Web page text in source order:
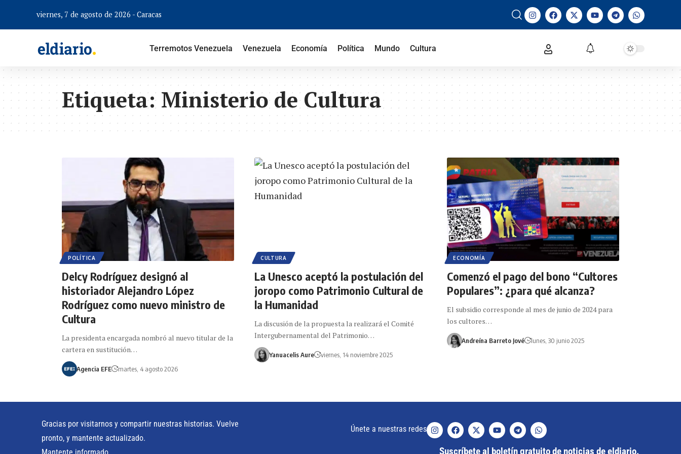
viernes, 7 de agosto de 2026 - Caracas
Terremotos Venezuela Venezuela Economía Política Mundo Cultura
Etiqueta:Ministerio de Cultura
POLÍTICA
Delcy Rodríguez designó al
historiador Alejandro López
Rodríguez como nuevo ministro de
Cultura
La presidenta encargada nombró al nuevo titular de la
cartera en sustitución…
Agencia EFE martes, 4 agosto 2026
CULTURA
La Unesco aceptó la postulación del
joropo como Patrimonio Cultural de
la Humanidad
La discusión de la propuesta la realizará el Comité
Intergubernamental del Patrimonio…
Yanuacelis Aure viernes, 14 noviembre 2025
ECONOMÍA
Comenzó el pago del bono “Cultores
Populares”: ¿para qué alcanza?
El subsidio corresponde al mes de junio de 2024 para
los cultores…
Andreína Barreto Jové lunes, 30 junio 2025
Gracias por visitarnos y compartir nuestras historias. Vuelve
pronto, y mantente actualizado.
Únete a nuestras redes
Suscríbete al boletín gratuito de noticias de eldiario.